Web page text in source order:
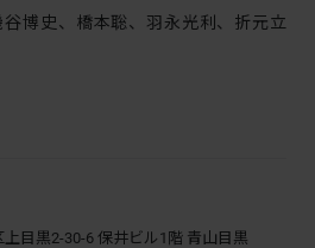
博史、橋本聡、羽永光利、折元立
目黒2-30-6 保井ビル1階 青山目黒